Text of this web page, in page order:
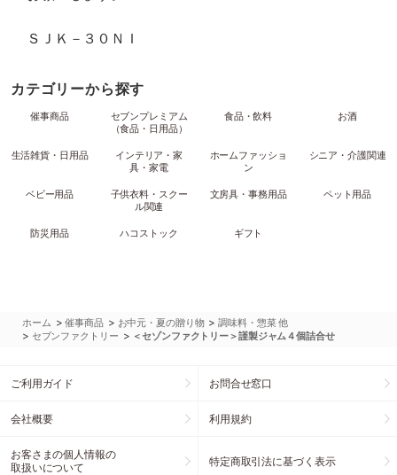
ＳＪＫ－３０ＮＩ
カテゴリーから探す
催事商品
セブンプレミアム
（食品・日用品）
食品・飲料 お酒
生活雑貨・日用品
インテリア・家
具・家電
ホームファッショ
ン
シニア・介護関連
ベビー用品
子供衣料・スクー
ル関連
文房具・事務用品 ペット用品
防災用品 ハコストック ギフト
ホーム >催事商品 > お中元・夏の贈り物 >調味料・惣菜 他
> セブンファクトリー > ＜セゾンファクトリー＞謹製ジャム４個詰合せ
ご利用ガイド お問合せ窓口
会社概要 利用規約
お客さまの個人情報の
取扱いについて
特定商取引法に基づく表示